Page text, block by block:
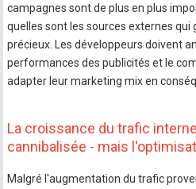
campagnes sont de plus en plus
quelles sont les sources externes qui
précieux. Les développeurs doivent
performances des publicités et le
adapter leur marketing mix en
La croissance du trafic
cannibalisée - mais
Malgré l'augmentation du trafic